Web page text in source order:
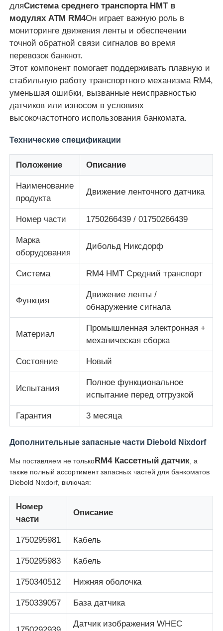
Главная страница
Ролики
Наша фабрика
контроль качества
контактные данные
Новости
Все случаи
Запчасти для банкоматов NCR
Запчасти для банкоматов Wincor
Части банкомата Hyosung
Части для банкоматов Fujitsu
Части для банкоматов Hitachi
Части GRG ATM
дляСистема среднего транспорта HMT в
модулях ATM RM4Он играет важную роль в
мониторинге движения ленты и обеспечении
точной обратной связи сигналов во время
перевозок банкнот.
Этот компонент помогает поддерживать плавную и
стабильную работу транспортного механизма RM4,
уменьшая ошибки, вызванные неисправностью
датчиков или износом в условиях
высокочастотного использования банкомата.
Технические спецификации
Положение Описание
Наименование
продукта
Движение ленточного датчика
Номер части 1750266439 / 01750266439
Марка
оборудования
Дибольд Никсдорф
Система RM4 HMT Средний транспорт
Функция
Движение ленты /
обнаружение сигнала
Материал
Промышленная электронная +
механическая сборка
Состояние Новый
Испытания
Полное функциональное
испытание перед отгрузкой
Гарантия 3 месяца
Дополнительные запасные части Diebold Nixdorf
Мы поставляем не толькоRM4 Кассетный датчик , а
также полный ассортимент запасных частей для банкоматов
Diebold Nixdorf, включая:
Номер
части
Описание
1750295981 Кабель
1750295983 Кабель
1750340512 Нижняя оболочка
1750339057 База датчика
Датчик изображения WHEC